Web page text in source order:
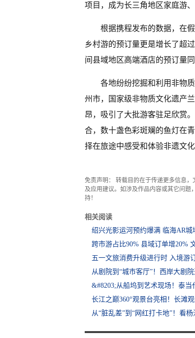
项目，成为长三角地区家庭游
根据携程发布的数据，在
乡村游的预订量更是增长了超
间县域地区高端酒店的预订量
各地纷纷挖掘和利用非物
州市，国家级非物质文化遗产
昂，吸引了大批游客驻足欣赏
合，数十盏色彩斑斓的鱼灯在
择在旅途中感受和体验非遗文化
免责声明： 转载目的在于传递更多信息
及应用建议。如涉及作品内容或其它问题
持！
相关阅读
绍兴光影运河预约爆满 临海AR城
跨市游占比90% 县域订单增20%
五一文旅消费升级进行时 入境游
从剧院到“城市客厅”！西岸大剧
&#8203;从船坞到艺术现场！泰当
长江之巅360°观景台亮相！长滩
从“脏乱差”到“网红打卡地”！看